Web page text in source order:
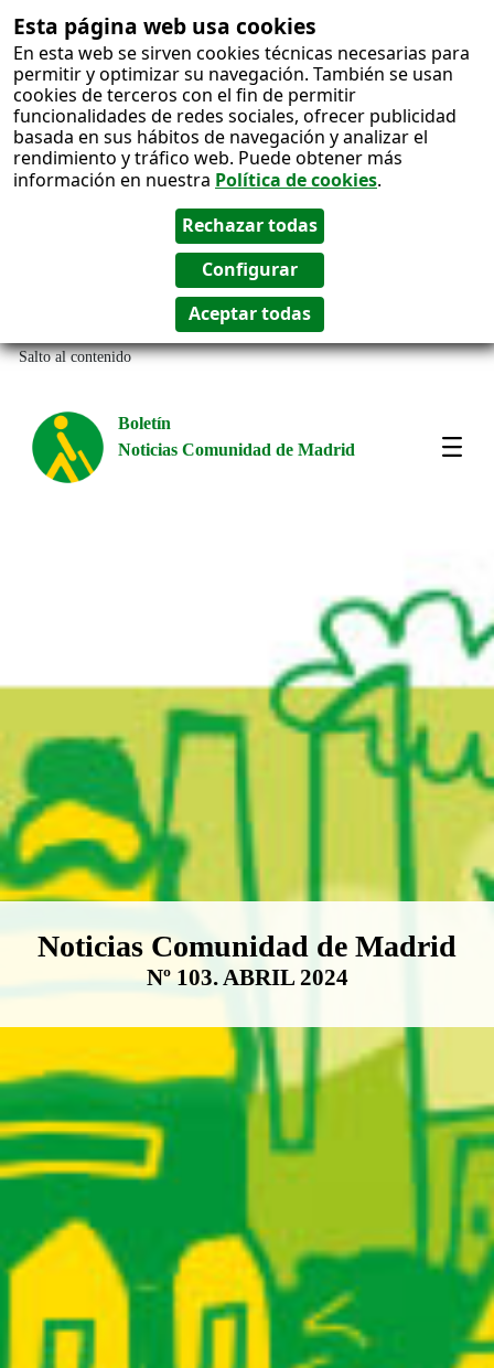
Esta página web usa cookies
En esta web se sirven cookies técnicas necesarias para
permitir y optimizar su navegación. También se usan
cookies de terceros con el fin de permitir
funcionalidades de redes sociales, ofrecer publicidad
basada en sus hábitos de navegación y analizar el
rendimiento y tráfico web. Puede obtener más
información en nuestra Política de cookies.
Salto al contenido
Boletín
Noticias Comunidad de Madrid
Boletín Noticias Comunidad de
Noticias Comunidad de Madrid
Nº 103. ABRIL 2024